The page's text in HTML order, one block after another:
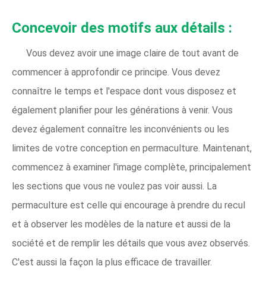
Concevoir des motifs aux détails :
Vous devez avoir une image claire de tout avant de
commencer à approfondir ce principe. Vous devez
connaître le temps et l'espace dont vous disposez et
également planifier pour les générations à venir. Vous
devez également connaître les inconvénients ou les
limites de votre conception en permaculture. Maintenant,
commencez à examiner l'image complète, principalement
les sections que vous ne voulez pas voir aussi. La
permaculture est celle qui encourage à prendre du recul
et à observer les modèles de la nature et aussi de la
société et de remplir les détails que vous avez observés.
C'est aussi la façon la plus efficace de travailler.